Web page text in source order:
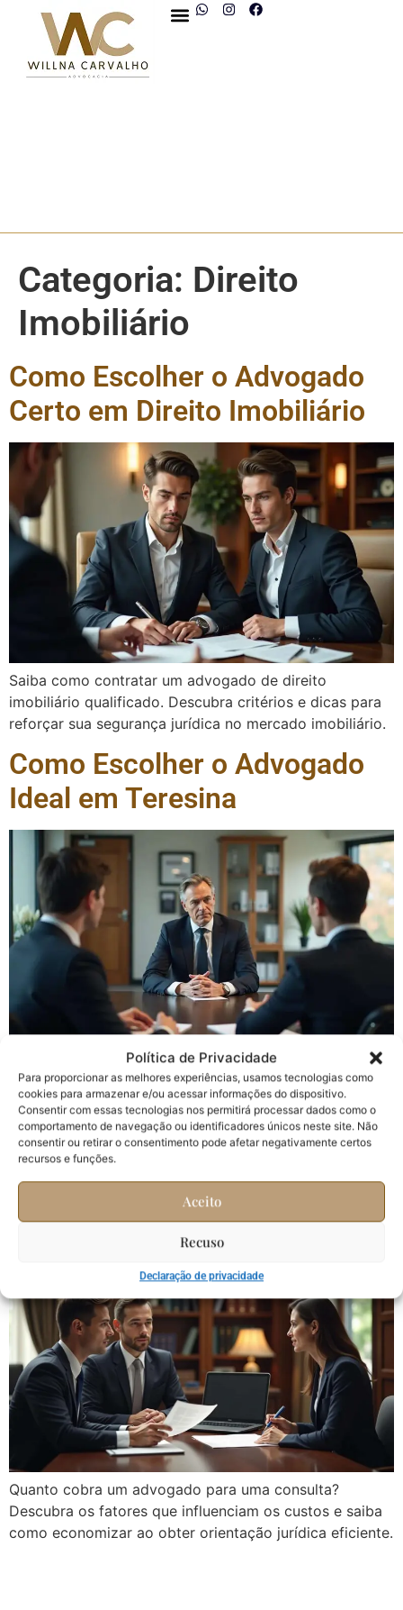
Política de Privacidade
Para proporcionar as melhores experiências, usamos tecnologias como
cookies para armazenar e/ou acessar informações do dispositivo.
Consentir com essas tecnologias nos permitirá processar dados como o
comportamento de navegação ou identificadores únicos neste site. Não
consentir ou retirar o consentimento pode afetar negativamente certos
recursos e funções.
Aceito
Recuso
Declaração de privacidade
Categoria: Direito
Imobiliário
Como Escolher o Advogado
Certo em Direito Imobiliário
Saiba como contratar um advogado de direito
imobiliário qualificado. Descubra critérios e dicas para
reforçar sua segurança jurídica no mercado imobiliário.
Como Escolher o Advogado
Ideal em Teresina
Descubra como escolher um advogado em Teresina
avaliando especializações e reputação. Veja dicas
práticas para garantir a defesa dos seus direitos!
Quanto Cobra um Advogado
para uma Consulta Entenda
os Custos e Benefícios
Quanto cobra um advogado para uma consulta?
Descubra os fatores que influenciam os custos e saiba
como economizar ao obter orientação jurídica eficiente.